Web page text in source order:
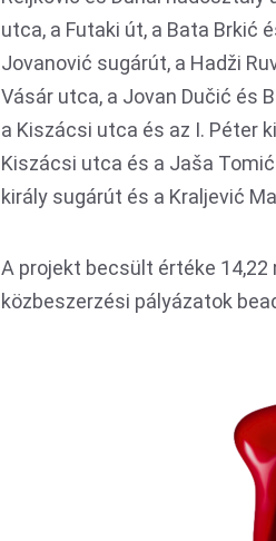
utca, a Futaki út, a Bata Brkić
Jovanović sugárút, a Hadži
Vásár utca, a Jovan Dučić és
a Kiszácsi utca és az I. Péter
Kiszácsi utca és a Jaša
király sugárút és a Kraljević
A projekt becsült értéke 14,22
közbeszerzési pályázatok